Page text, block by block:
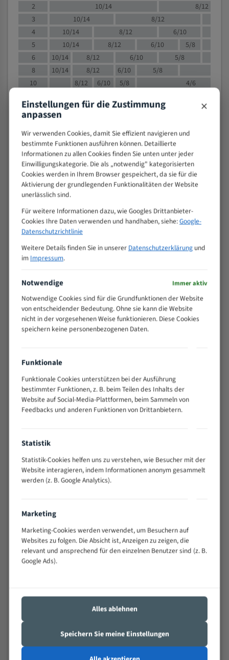
2
10/14
8/12
3
10/14 8/12
4
10/14 8/12 6/10
5
10/14 8/12 6/10
5/8
6
10/14 8/12 6/10
5/8
8
10/14 8/12 6/10 5/8
10
8/12 6/10 5/8
4/6
15
8/12 6/10
4/5
20
30
4/5
50
80
> 100
VOLLMATERIAL
M (mm)
Zähne pro
Zoll (ZpZ))
>
25
10/14
15 - 40
35 - 70
50 - 120
4/6
80 - 180
3/4
130 -
350
2/3
200 -
600
> 500
0,75/1,25
Vorteile:
Widerstandsfähig gegen Zahnbruch auch bei
schwierigen Werkstücken (Materialmischung,
wechselnde Verbindungslängen)
Sehr geringe Vibration
Positiver Spanwinkel
Bandkörper aus hochlegiertem Federstahl
Nichteisenmetalle
Einstellungen für die Zustimmung
anpassen ×
Wir verwenden Cookies, damit Sie effizient navigieren und
bestimmte Funktionen ausführen können. Detaillierte
Informationen zu allen Cookies finden Sie unten unter jeder
Einwilligungskategorie. Die als „notwendig" kategorisierten
Cookies werden in Ihrem Browser gespeichert, da sie für die
Aktivierung der grundlegenden Funktionalitäten der Website
unerlässlich sind.
Für weitere Informationen dazu, wie Googles Drittanbieter-
Cookies Ihre Daten verwenden und handhaben, siehe:Google-
Datenschutzrichtlinie
Weitere Details finden Sie in unserer Datenschutzerklärungund
im Impressum.
Notwendige Immer aktiv
Notwendige Cookies sind für die Grundfunktionen der Website
von entscheidender Bedeutung. Ohne sie kann die Website
nicht in der vorgesehenen Weise funktionieren. Diese Cookies
speichern keine personenbezogenen Daten.
Funktionale
Funktionale Cookies unterstützen bei der Ausführung
bestimmter Funktionen, z. B. beim Teilen des Inhalts der
Website auf Social-Media-Plattformen, beim Sammeln von
Feedbacks und anderen Funktionen von Drittanbietern.
Statistik
Statistik-Cookies helfen uns zu verstehen, wie Besucher mit der
Website interagieren, indem Informationen anonym gesammelt
werden (z. B. Google Analytics).
Marketing
Marketing-Cookies werden verwendet, um Besuchern auf
Websites zu folgen. Die Absicht ist, Anzeigen zu zeigen, die
relevant und ansprechend für den einzelnen Benutzer sind (z. B.
Google Ads).
Alles ablehnen
Speichern Sie meine Einstellungen